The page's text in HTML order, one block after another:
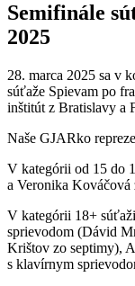
Semifinále
2025
28. marca 2025 sa v
súťaže Spievam po
inštitút z Bratislavy a
Naše GJARko
V kategórii od 15 do
a Veronika Kováčová
V kategórii 18+
sprievodom (Dávid
Krištov zo septimy),
s klavírnym